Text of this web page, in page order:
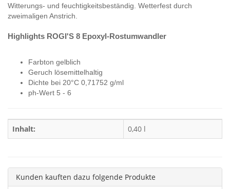
Witterungs- und feuchtigkeitsbeständig. Wetterfest durch
zweimaligen Anstrich.
Highlights ROGI'S 8 Epoxyl-Rostumwandler
Farbton gelblich
Geruch lösemittelhaltig
Dichte bei 20°C 0,71752 g/ml
ph-Wert 5 - 6
Inhalt: 0,40 l
Kunden kauften dazu folgende Produkte